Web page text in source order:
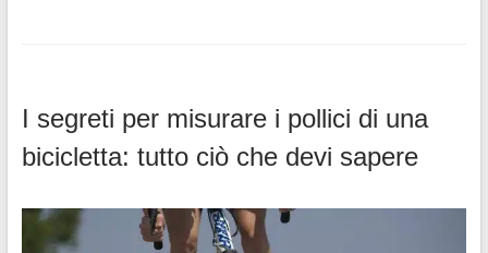
I segreti per misurare i pollici di una
bicicletta: tutto ciò che devi sapere